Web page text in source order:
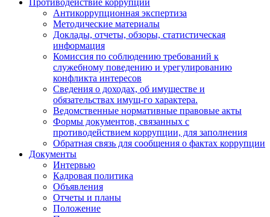
Противодействие коррупции
Антикоррупционная экспертиза
Методические материалы
Доклады, отчеты, обзоры, статистическая
информация
Комиссия по соблюдению требований к
служебному поведению и урегулированию
конфликта интересов
Сведения о доходах, об имуществе и
обязательствах имущ-го характера.
Ведомственные нормативные правовые акты
Формы документов, связанных с
противодействием коррупции, для заполнения
Обратная связь для сообщения о фактах коррупции
Документы
Интервью
Кадровая политика
Объявления
Отчеты и планы
Положение